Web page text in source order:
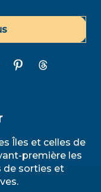
Îles et celles de
première les
de sorties et